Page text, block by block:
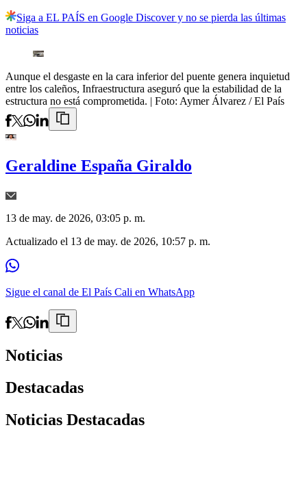
Siga a EL PAÍS en Google Discover y no se pierda las últimas
noticias
Aunque el desgaste en la cara inferior del puente genera inquietud
entre los caleños, Infraestructura aseguró que la estabilidad de la
estructura no está comprometida. | Foto: Aymer Álvarez / El País
Geraldine España Giraldo
13 de may. de 2026, 03:05 p. m.
Actualizado el 13 de may. de 2026, 10:57 p. m.
Sigue el canal de El País Cali en WhatsApp
Noticias
Destacadas
Noticias Destacadas